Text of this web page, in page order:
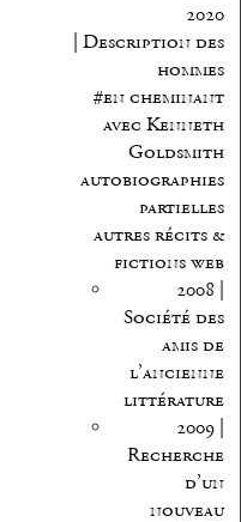
2020
| Description des
hommes
#en cheminant
avec Kenneth
Goldsmith
autobiographies
partielles
autres récits &
fictions web
2008 |
Société des
amis de
l’ancienne
littérature
2009 |
Recherche
d’un
nouveau